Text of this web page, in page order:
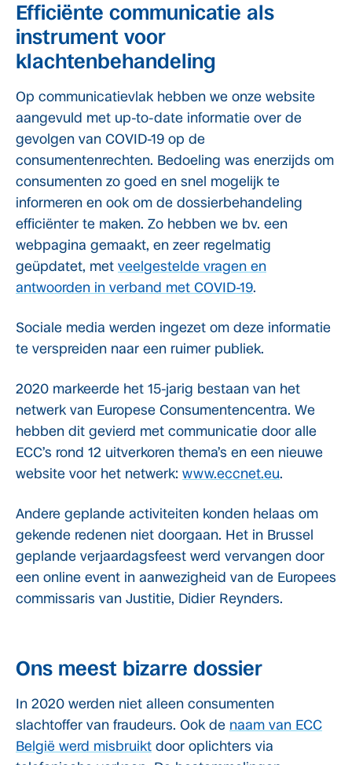
Efficiënte communicatie als
instrument voor
klachtenbehandeling
Op communicatievlak hebben we onze website
aangevuld met up-to-date informatie over de
gevolgen van COVID-19 op de
consumentenrechten. Bedoeling was enerzijds om
consumenten zo goed en snel mogelijk te
informeren en ook om de dossierbehandeling
efficiënter te maken. Zo hebben we bv. een
webpagina gemaakt, en zeer regelmatig
geüpdatet, met veelgestelde vragen en
antwoorden in verband met COVID-19.
Sociale media werden ingezet om deze informatie
te verspreiden naar een ruimer publiek.
2020 markeerde het 15-jarig bestaan van het
netwerk van Europese Consumentencentra. We
hebben dit gevierd met communicatie door alle
ECC’s rond 12 uitverkoren thema’s en een nieuwe
website voor het netwerk: www.eccnet.eu.
Andere geplande activiteiten konden helaas om
gekende redenen niet doorgaan. Het in Brussel
geplande verjaardagsfeest werd vervangen door
een online event in aanwezigheid van de Europees
commissaris van Justitie, Didier Reynders.
Ons meest bizarre dossier
In 2020 werden niet alleen consumenten
slachtoffer van fraudeurs. Ook de naam van ECC
België werd misbruikt door oplichters via